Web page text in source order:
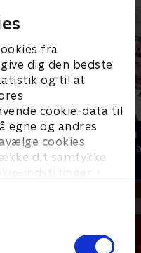
fra
dig den bedste
og til at
cookie-data til
egne og andres
cookies
dit samtykke
indstillinger’ i
Kampen om
Nyheder &